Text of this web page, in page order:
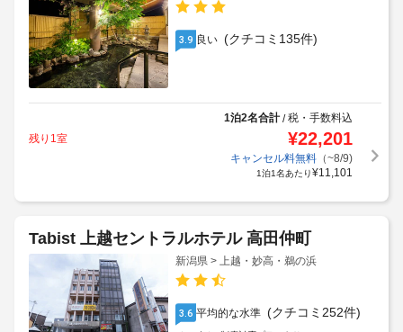
3.9 良い (クチコミ135件)
1泊2名合計/税・手数料込
残り1室
¥22,201
キャンセル料無料（~8/9)
1泊1名あたり¥11,101
Tabist 上越セントラルホテル 高田仲町
新潟県 > 上越・妙高・鵜の浜
3.6 平均的な水準 (クチコミ252件)